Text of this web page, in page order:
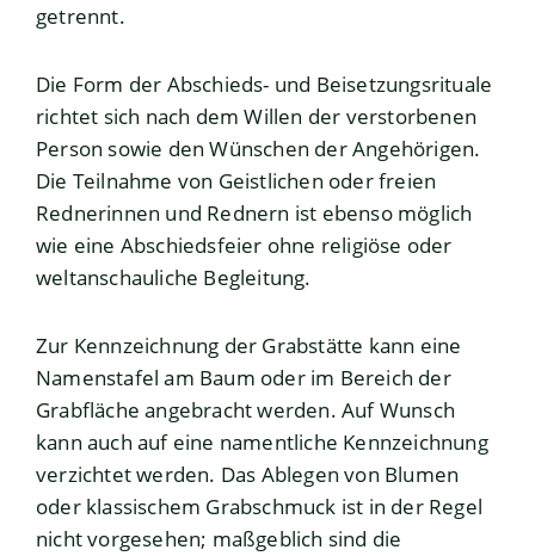
getrennt.
Die Form der Abschieds- und Beisetzungsrituale
richtet sich nach dem Willen der verstorbenen
Person sowie den Wünschen der Angehörigen.
Die Teilnahme von Geistlichen oder freien
Rednerinnen und Rednern ist ebenso möglich
wie eine Abschiedsfeier ohne religiöse oder
weltanschauliche Begleitung.
Zur Kennzeichnung der Grabstätte kann eine
Namenstafel am Baum oder im Bereich der
Grabfläche angebracht werden. Auf Wunsch
kann auch auf eine namentliche Kennzeichnung
verzichtet werden. Das Ablegen von Blumen
oder klassischem Grabschmuck ist in der Regel
nicht vorgesehen; maßgeblich sind die